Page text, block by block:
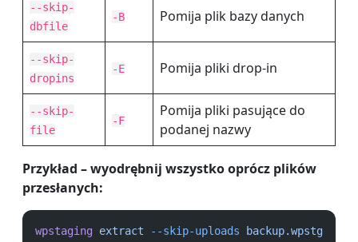
--skip-
dbfile
-B Pomija plik bazy danych
--skip-
dropins
-E Pomija pliki drop-in
--skip-
file
-F
Pomija pliki pasujące do
podanej nazwy
Przykład – wyodrębnij wszystko oprócz plików
przesłanych:
wpstaging extract --skip-uploads backup.wpstg